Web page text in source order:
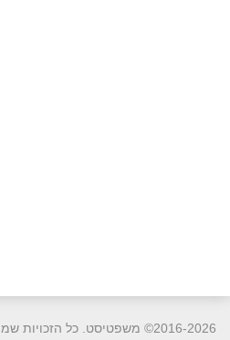
2016-2026© משפטיסט. כל הזכויות שמורות. |